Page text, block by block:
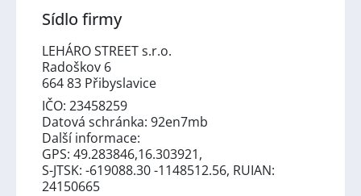
Sídlo firmy
LEHÁRO STREET s.r.o.
Radoškov 6
664 83 Přibyslavice
IČO: 23458259
Datová schránka: 92en7mb
Další informace:
GPS: 49.283846,16.303921,
S-JTSK: -619088.30 -1148512.56, RUIAN:
24150665